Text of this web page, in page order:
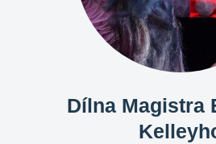
Dílna Magistra